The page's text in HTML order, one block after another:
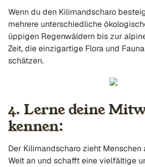
Wenn du den Kilimandscharo
mehrere unterschiedliche
üppigen Regenwäldern bis zur
Zeit, die einzigartige Flora und
schätzen.
4. Lerne deine
kennen:
Der Kilimandscharo zieht Menschen
Welt an und schafft eine vielfältige